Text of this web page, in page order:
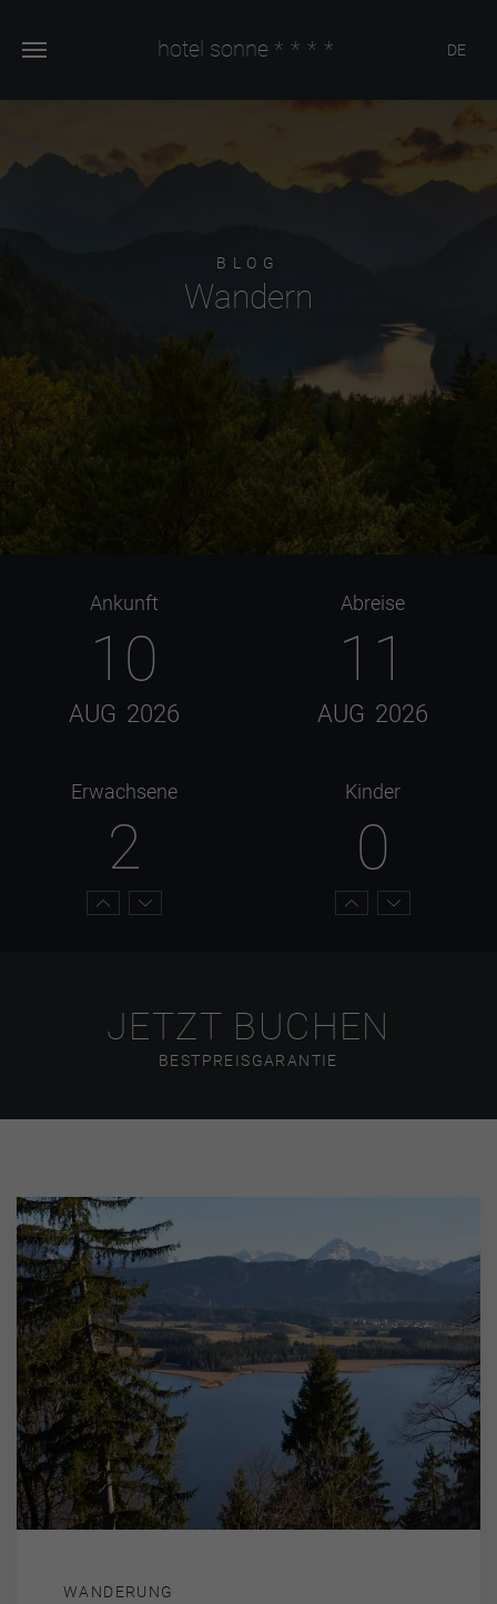
hotel sonne **** DE
BLOG
Wandern
Ankunft
10
AUG 2026
Abreise
11
AUG 2026
Erwachsene
2
Kinder
0
JETZT BUCHEN
BESTPREISGARANTIE
WANDERUNG